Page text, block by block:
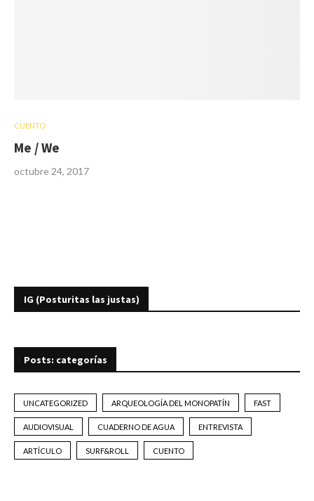
CUENTO
Me / We
octubre 24, 2017
IG (Posturitas las justas)
Posts: categorías
UNCATEGORIZED ARQUEOLOGÍA DEL MONOPATÍN FAST
AUDIOVISUAL CUADERNO DE AGUA ENTREVISTA
ARTÍCULO SURF&ROLL CUENTO